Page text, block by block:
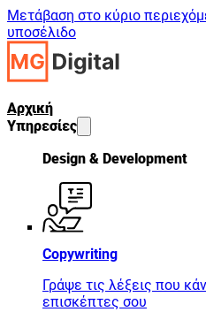
Μετάβαση στο κύριο
υποσέλιδο
Αρχική
Υπηρεσίες
Design & Development
Copywriting
Γράψε τις λέξεις που
επισκέπτες σου